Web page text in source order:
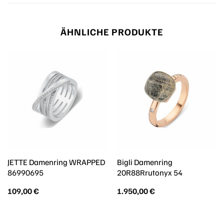
ÄHNLICHE PRODUKTE
JETTE Damenring WRAPPED
86990695
109,00€
Bigli Damenring
20R88Rrutonyx 54
1.950,00€